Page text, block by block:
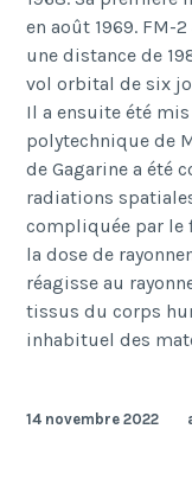
en août 1969. FM-
une distance de
vol orbital de six
Il a ensuite été
polytechnique de
de Gagarine a été
radiations
compliquée par le
la dose de
réagisse au
tissus du corps
inhabituel des
14 novembre 2022